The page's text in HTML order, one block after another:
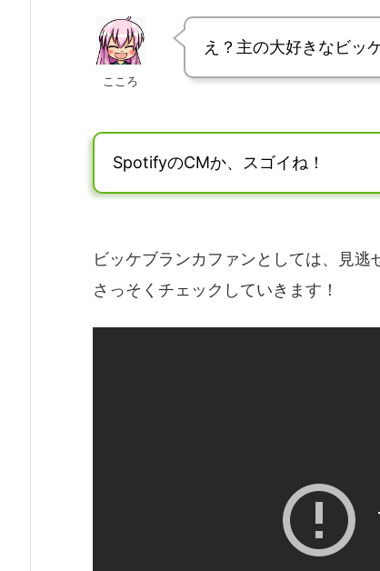
こころ
え？主の大好きなビッ
SpotifyのCMか、スゴイね！
ビッケブランカファンとしては、見逃
さっそくチェックしていきます！